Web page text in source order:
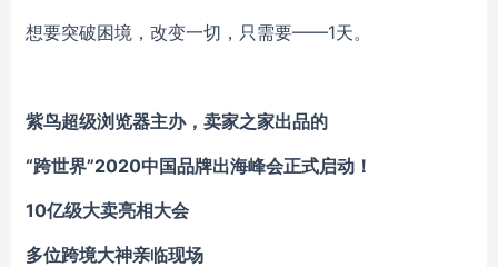
想要突破困境，改变一切，只需要——1天。
紫鸟超级浏览器主办，卖家之家出品的
“跨世界”2020中国品牌出海峰会正式启动！
10亿级大卖亮相大会
多位跨境大神亲临现场